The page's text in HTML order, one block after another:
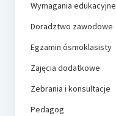
Wymagania edukacyjne
Doradztwo zawodowe
Egzamin ósmoklasisty
Zajęcia dodatkowe
Zebrania i konsultacje
Pedagog